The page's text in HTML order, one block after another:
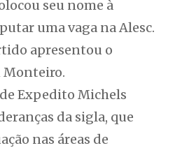
seu nome à
uma vaga na Alesc.
apresentou o
Monteiro.
Expedito Michels
da sigla, que
nas áreas de